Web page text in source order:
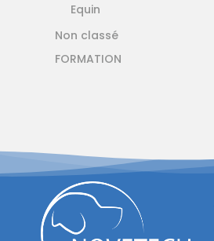
Equin
Non classé
FORMATION